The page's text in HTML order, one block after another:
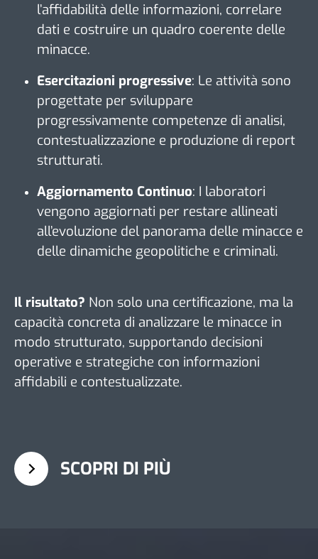
l’affidabilità delle informazioni, correlare
dati e costruire un quadro coerente delle
minacce.
Esercitazioni progressive: Le attività sono
progettate per sviluppare
progressivamente competenze di analisi,
contestualizzazione e produzione di report
strutturati.
Aggiornamento Continuo: I laboratori
vengono aggiornati per restare allineati
all’evoluzione del panorama delle minacce e
delle dinamiche geopolitiche e criminali.
Il risultato? Non solo una certificazione, ma la
capacità concreta di analizzare le minacce in
modo strutturato, supportando decisioni
operative e strategiche con informazioni
affidabili e contestualizzate.
SCOPRI DI PIÙ